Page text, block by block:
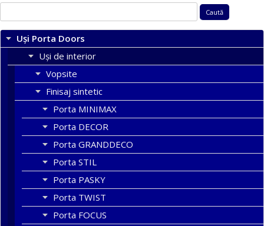
după:
Uși Porta Doors
Uși de interior
Vopsite
Finisaj sintetic
Porta MINIMAX
Porta DECOR
Porta GRANDDECO
Porta STIL
Porta PASKY
Porta TWIST
Porta FOCUS